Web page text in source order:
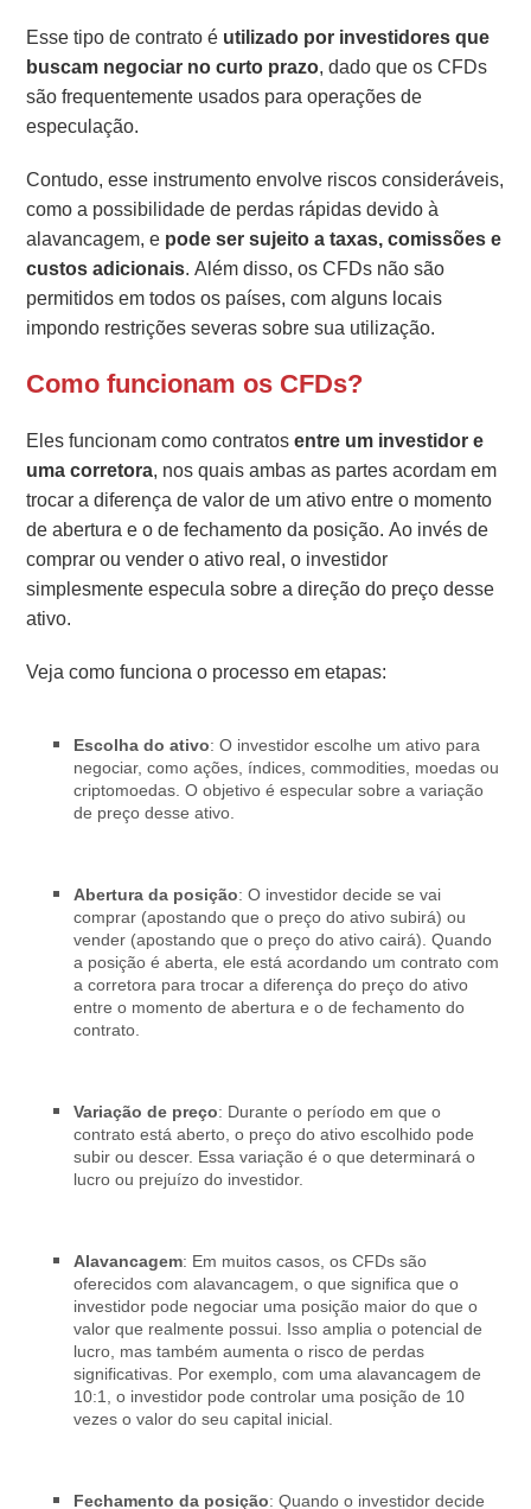
Esse tipo de contrato é utilizado por investidores que
buscam negociar no curto prazo, dado que os CFDs
são frequentemente usados para operações de
especulação.
Contudo, esse instrumento envolve riscos consideráveis,
como a possibilidade de perdas rápidas devido à
alavancagem, e pode ser sujeito a taxas, comissões e
custos adicionais. Além disso, os CFDs não são
permitidos em todos os países, com alguns locais
impondo restrições severas sobre sua utilização.
Como funcionam os CFDs?
Eles funcionam como contratosentre um investidor e
uma corretora, nos quais ambas as partes acordam em
trocar a diferença de valor de um ativo entre o momento
de abertura e o de fechamento da posição. Ao invés de
comprar ou vender o ativo real, o investidor
simplesmente especula sobre a direção do preço desse
ativo.
Veja como funciona o processo em etapas:
Escolha do ativo: O investidor escolhe um ativo para
negociar, como ações, índices, commodities, moedas ou
criptomoedas. O objetivo é especular sobre a variação
de preço desse ativo.
Abertura da posição: O investidor decide se vai
comprar (apostando que o preço do ativo subirá) ou
vender (apostando que o preço do ativo cairá). Quando
a posição é aberta, ele está acordando um contrato com
a corretora para trocar a diferença do preço do ativo
entre o momento de abertura e o de fechamento do
contrato.
Variação de preço: Durante o período em que o
contrato está aberto, o preço do ativo escolhido pode
subir ou descer. Essa variação é o que determinará o
lucro ou prejuízo do investidor.
Alavancagem: Em muitos casos, os CFDs são
oferecidos com alavancagem, o que significa que o
investidor pode negociar uma posição maior do que o
valor que realmente possui. Isso amplia o potencial de
lucro, mas também aumenta o risco de perdas
significativas. Por exemplo, com uma alavancagem de
10:1, o investidor pode controlar uma posição de 10
vezes o valor do seu capital inicial.
Fechamento da posição: Quando o investidor decide